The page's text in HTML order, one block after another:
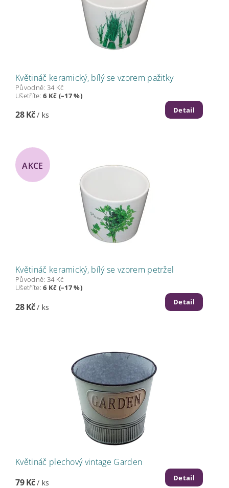
Květináč keramický, bílý se vzorem pažitky
Původně: 34 Kč
Ušetříte:6 Kč (–17 %)
28 Kč/ ks
Detail
AKCE
Květináč keramický, bílý se vzorem petržel
Původně: 34 Kč
Ušetříte:6 Kč (–17 %)
28 Kč/ ks
Detail
Květináč plechový vintage Garden
79 Kč/ ks
Detail